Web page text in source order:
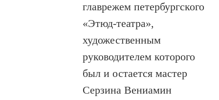
главрежем петербургского
«Этюд-театра»,
художественным
руководителем которого
был и остается мастер
Серзина Вениамин